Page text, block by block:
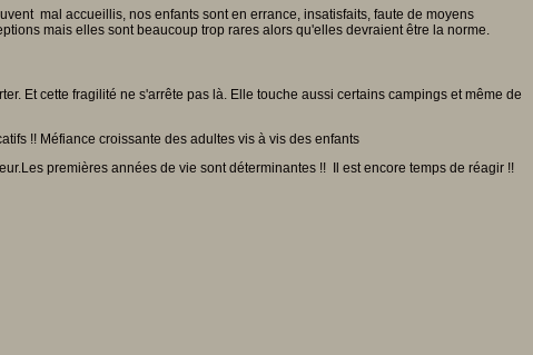
mal accueillis, nos enfants sont en errance, insatisfaits, faute de moyens
mais elles sont beaucoup trop rares alors qu'elles devraient être la norme.
Et cette fragilité ne s'arrête pas là. Elle touche aussi certains campings et même de
!! Méfiance croissante des adultes vis à vis des enfants
premières années de vie sont déterminantes !! Il est encore temps de réagir !!